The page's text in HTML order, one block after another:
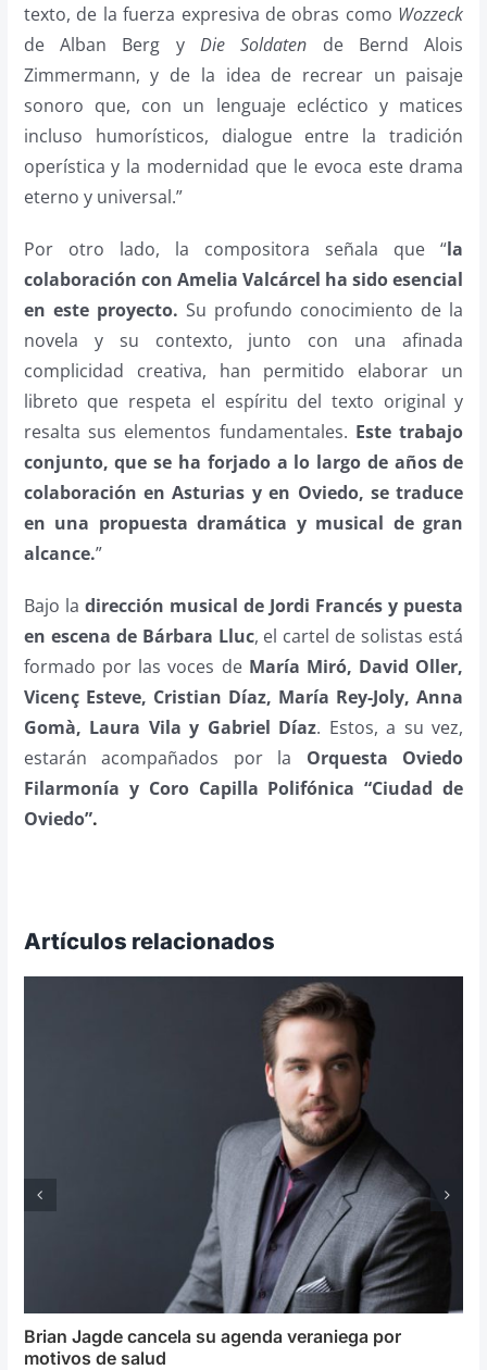
texto, de la fuerza expresiva de obras como Wozzeck
de Alban Berg y Die Soldaten de Bernd Alois
Zimmermann, y de la idea de recrear un paisaje
sonoro que, con un lenguaje ecléctico y matices
incluso humorísticos, dialogue entre la tradición
operística y la modernidad que le evoca este drama
eterno y universal.”
Por otro lado, la compositora señala que “la
colaboración con Amelia Valcárcel ha sido esencial
en este proyecto. Su profundo conocimiento de la
novela y su contexto, junto con una afinada
complicidad creativa, han permitido elaborar un
libreto que respeta el espíritu del texto original y
resalta sus elementos fundamentales. Este trabajo
conjunto, que se ha forjado a lo largo de años de
colaboración en Asturias y en Oviedo, se traduce
en una propuesta dramática y musical de gran
alcance.”
Bajo la dirección musical de Jordi Francés y puesta
en escena de Bárbara Lluc, el cartel de solistas está
formado por las voces de María Miró, David Oller,
Vicenç Esteve, Cristian Díaz, María Rey-Joly, Anna
Gomà, Laura Vila y Gabriel Díaz. Estos, a su vez,
estarán acompañados por la Orquesta Oviedo
Filarmonía y Coro Capilla Polifónica “Ciudad de
Oviedo”.
Artículos relacionados
Brian Jagde cancela su agenda veraniega por
motivos de salud